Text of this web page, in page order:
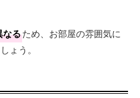
なるため、お部屋の雰囲気に
ょう。